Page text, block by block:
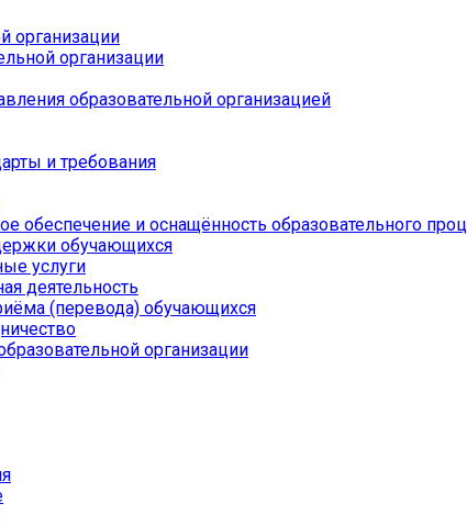
организации
организации
образовательной организацией
и требования
обеспечение и оснащённость образовательного
обучающихся
услуги
деятельность
(перевода) обучающихся
организации